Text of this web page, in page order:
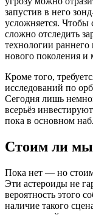
запустив в него
усложняется. Чтобы
сложно отследить
технологии раннего
нового поколения
Кроме того,
исследований по
Сегодня лишь
всерьёз
пока в основном
Стоим ли мы
Пока нет — но
Эти астероиды не
вероятность этого
наличие такого